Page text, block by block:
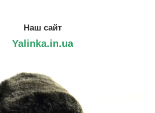
Наш сайт
Yalinka.in.ua